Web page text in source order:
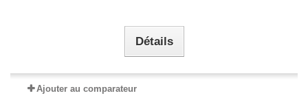
Détails
Ajouter au comparateur